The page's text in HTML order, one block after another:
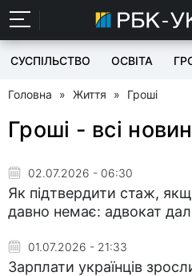
СУСПІЛЬСТВО ОСВІТА
Головна » Життя » Гроші
Гроші - всі
02.07.2026 - 06:30
Як підтвердити стаж,
давно немає: адвокат
01.07.2026 - 21:33
Зарплати українців